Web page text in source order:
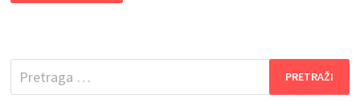
SA
–
ŠTA
TREBA
ZNATI?
Pretraga
za: